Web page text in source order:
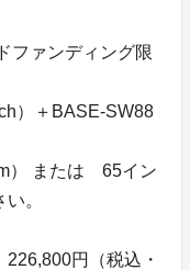
ァンディング限
）＋BASE-SW88
） または 65イン
。
円（税込・